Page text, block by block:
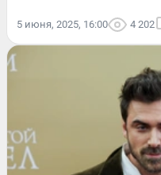
5 июня, 2025, 16:00 4 202